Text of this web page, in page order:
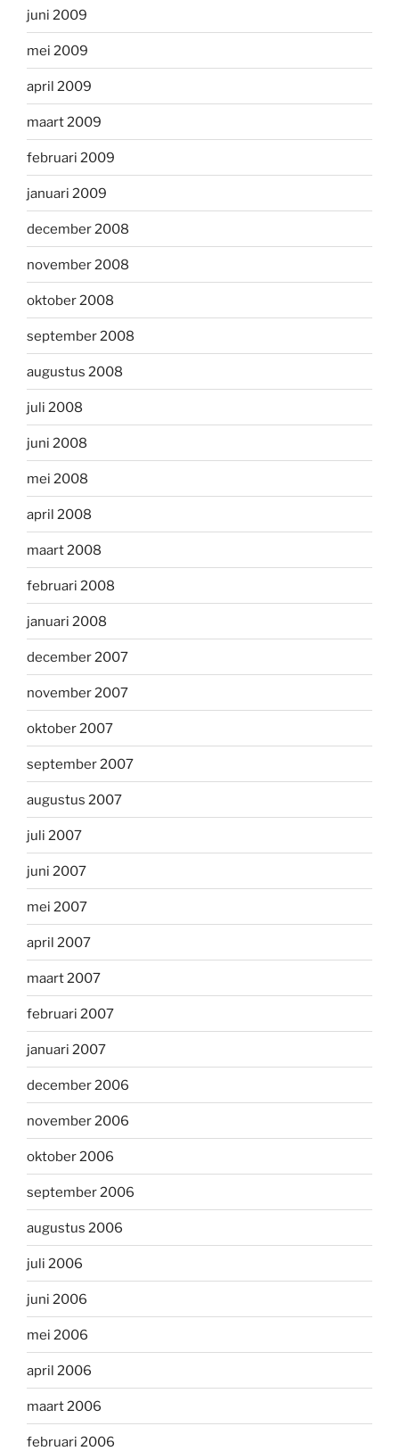
juni 2009
mei 2009
april 2009
maart 2009
februari 2009
januari 2009
december 2008
november 2008
oktober 2008
september 2008
augustus 2008
juli 2008
juni 2008
mei 2008
april 2008
maart 2008
februari 2008
januari 2008
december 2007
november 2007
oktober 2007
september 2007
augustus 2007
juli 2007
juni 2007
mei 2007
april 2007
maart 2007
februari 2007
januari 2007
december 2006
november 2006
oktober 2006
september 2006
augustus 2006
juli 2006
juni 2006
mei 2006
april 2006
maart 2006
februari 2006